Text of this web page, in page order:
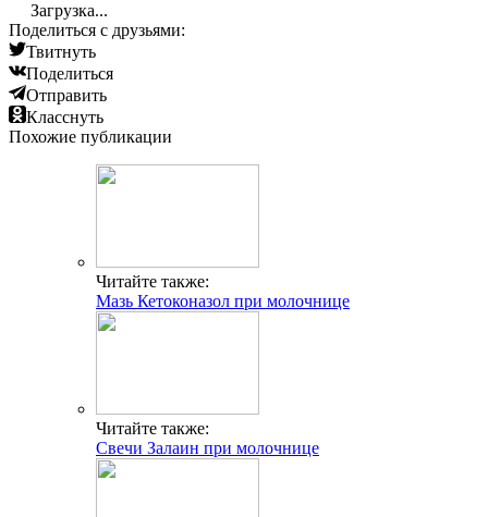
Загрузка...
Поделиться с друзьями:
Твитнуть
Поделиться
Отправить
Класснуть
Похожие публикации
Читайте также:
Мазь Кетоконазол при молочнице
Читайте также:
Свечи Залаин при молочнице